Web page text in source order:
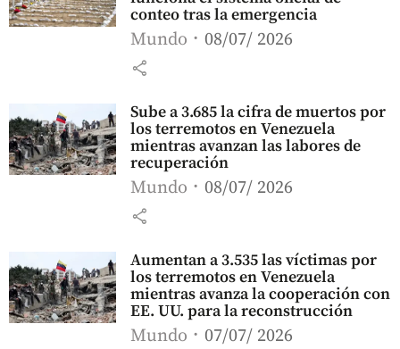
conteo tras la emergencia
Mundo 08/07/ 2026
share
Sube a 3.685 la cifra de muertos por
los terremotos en Venezuela
mientras avanzan las labores de
recuperación
Mundo 08/07/ 2026
share
Aumentan a 3.535 las víctimas por
los terremotos en Venezuela
mientras avanza la cooperación con
EE. UU. para la reconstrucción
Mundo 07/07/ 2026